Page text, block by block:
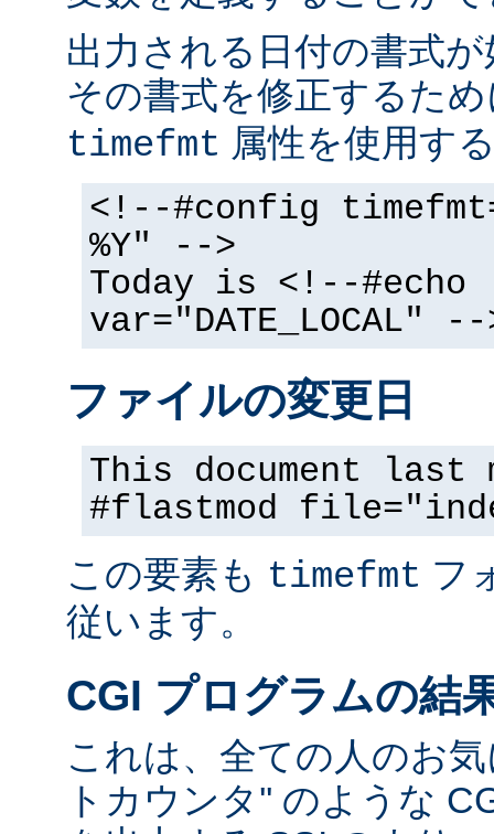
出力される日付の書式
その書式を修正するた
timefmt 属性を使用す
<!--#config
%Y" -->
Today is <!--#echo
var="DATE_LOCAL" --
ファイルの変更日
This document
#flastmod
この要素も timefmt フ
従います。
CGI プログラムの結
これは、全ての人のお
トカウンタ'' のような